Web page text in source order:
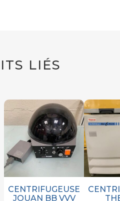
LIÉS
CENTRIFUGEUSE
JOUAN BB VVV